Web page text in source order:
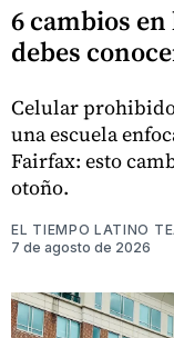
6 cambios en
debes
Celular
una escuela
Fairfax: esto
otoño.
EL TIEMPO LATINO
7 de agosto de 2026